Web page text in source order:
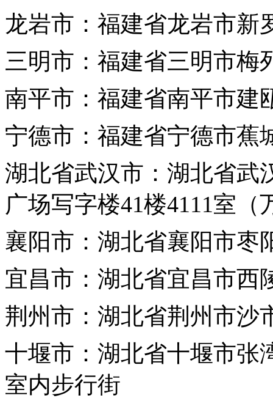
龙岩市：福建省龙岩市新
三明市：福建省三明市梅
南平市：福建省南平市建
宁德市：福建省宁德市蕉
湖北省武汉市：湖北省武
广场写字楼41楼4111室（
襄阳市：湖北省襄阳市枣
宜昌市：湖北省宜昌市西
荆州市：湖北省荆州市沙
十堰市：湖北省十堰市张
室内步行街